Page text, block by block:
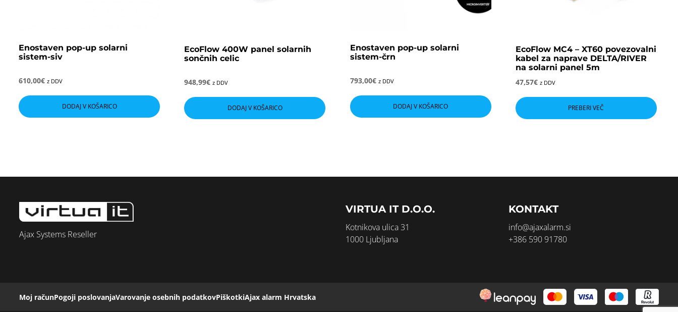
Enostaven pop-up solarni
sistem-siv
610,00€ z DDV
DODAJ V KOŠARICO
EcoFlow 400W panel solarnih
sončnih celic
948,99€ z DDV
DODAJ V KOŠARICO
Enostaven pop-up solarni
sistem-črn
793,00€ z DDV
DODAJ V KOŠARICO
EcoFlow MC4 – XT60 povezovalni
kabel za naprave DELTA/RIVER
na solarni panel 5m
47,57€ z DDV
PREBERI VEČ
Ajax Systems Reseller
VIRTUA IT D.O.O.
Kotnikova ulica 31
1000 Ljubljana
KONTAKT
info@ajaxalarm.si
+386 590 91780
Moj računPogoji poslovanjaVarovanje osebnih podatkovPiškotkiAjax alarm Hrvatska